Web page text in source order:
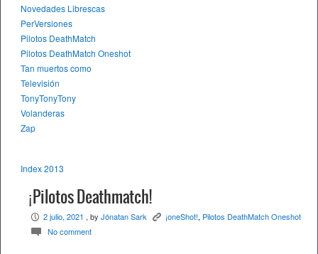
Novedades Librescas
PerVersiones
Pilotos DeathMatch
Pilotos DeathMatch Oneshot
Tan muertos como
Televisión
TonyTonyTony
Volanderas
Zap
Index 2013
¡Pilotos Deathmatch!
P 2 julio, 2021 , by Jónatan Sark K ¡oneShot!, Pilotos DeathMatch Oneshot
c No comment